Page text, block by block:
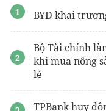
BYD khai
Bộ Tài chính
khi mua nông
lẻ
TPBank huy